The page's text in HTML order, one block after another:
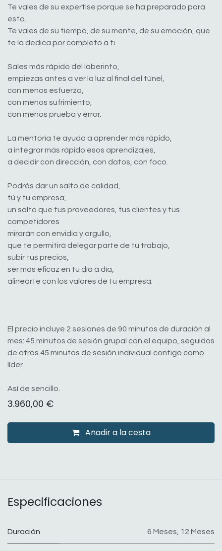
Te vales de su expertise porque se ha preparado para
esto.
Te vales de su tiempo, de su mente, de su emoción, que
te la dedica por completo a ti.
Sales más rápido del laberinto,
empiezas antes a ver la luz al final del túnel,
con menos esfuerzo,
con menos sufrimiento,
con menos prueba y error.
La mentoría te ayuda a aprender más rápido,
a integrar más rápido esos aprendizajes,
a decidir con dirección, con datos, con foco.
Podrás dar un salto de calidad,
tú y tu empresa,
un salto que tus proveedores, tus clientes y tus
competidores
mirarán con envidia y orgullo,
que te permitirá delegar parte de tu trabajo,
subir tus precios,
ser más eficaz en tu día a día,
alinearte con los valores de tu empresa.
El precio incluye 2 sesiones de 90 minutos de duración al
mes: 45 minutos de sesión grupal con el equipo, seguidos
de otros 45 minutos de sesión individual contigo como
líder.
Así de sencillo.
3.960,00 €
Añadir a la cesta
Especificaciones
Duración 6 Meses 12 Meses